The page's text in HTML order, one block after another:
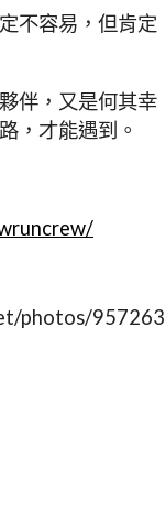
不容易，但肯定
伴，又是何其幸
，才能遇到。
photos/